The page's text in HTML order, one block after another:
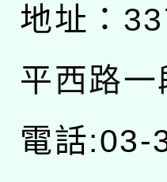
地址：
平西路
電話:03-